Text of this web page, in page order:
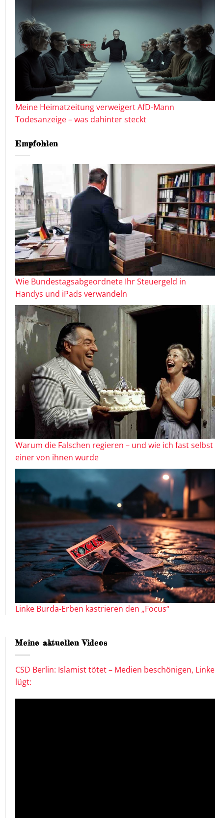
Meine Heimatzeitung verweigert AfD-Mann
Todesanzeige – was dahinter steckt
Empfohlen
Wie Bundestagsabgeordnete Ihr Steuergeld in
Handys und iPads verwandeln
Warum die Falschen regieren – und wie ich fast selbst
einer von ihnen wurde
Linke Burda-Erben kastrieren den „Focus“
Meine aktuellen Videos
CSD Berlin: Islamist tötet – Medien beschönigen, Linke
lügt: